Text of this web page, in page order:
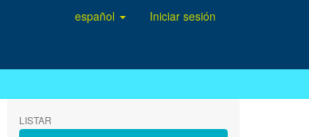
español Iniciar sesión
LISTAR